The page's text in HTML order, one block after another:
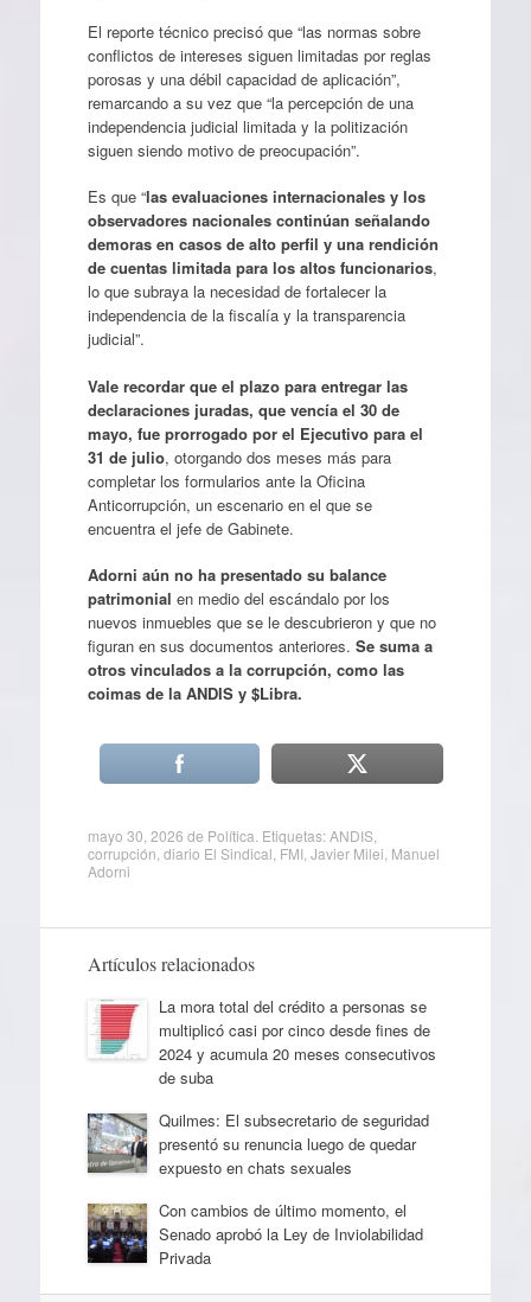
El reporte técnico precisó que “las normas sobre
conflictos de intereses siguen limitadas por reglas
porosas y una débil capacidad de aplicación”,
remarcando a su vez que “la percepción de una
independencia judicial limitada y la politización
siguen siendo motivo de preocupación”.
Es que “las evaluaciones internacionales y los
observadores nacionales continúan señalando
demoras en casos de alto perfil y una rendición
de cuentas limitada para los altos funcionarios,
lo que subraya la necesidad de fortalecer la
independencia de la fiscalía y la transparencia
judicial”.
Vale recordar que el plazo para entregar las
declaraciones juradas, que vencía el 30 de
mayo, fue prorrogado por el Ejecutivo para el
31 de julio, otorgando dos meses más para
completar los formularios ante la Oficina
Anticorrupción, un escenario en el que se
encuentra el jefe de Gabinete.
Adorni aún no ha presentado su balance
patrimonial en medio del escándalo por los
nuevos inmuebles que se le descubrieron y que no
figuran en sus documentos anteriores. Se suma a
otros vinculados a la corrupción, como las
coimas de la ANDIS y $Libra.
mayo 30, 2026 de Política . Etiquetas:ANDIS,
corrupción diario El Sindical FMI, Javier Milei Manuel
Adorni
Artículos relacionados
La mora total del crédito a personas se
multiplicó casi por cinco desde fines de
2024 y acumula 20 meses consecutivos
de suba
Quilmes: El subsecretario de seguridad
presentó su renuncia luego de quedar
expuesto en chats sexuales
Con cambios de último momento, el
Senado aprobó la Ley de Inviolabilidad
Privada